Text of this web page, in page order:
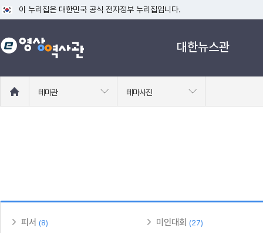
이 누리집은 대한민국 공식 전자정부 누리집입니다.
공식 누리집 주소 확인하기
go.kr 주소를 사용하는 누리집은 대한민국 정부기관이 관리하는 누리집입니
대한뉴스관
로
테마관 테마사진
피서 (8) 미인대회 (27)